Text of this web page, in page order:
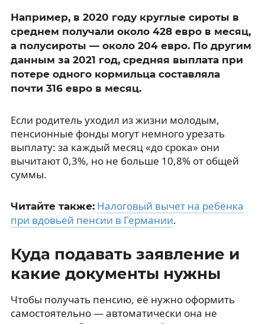
Например, в 2020 году круглые сироты в
среднем получали около 428 евро в месяц,
а полусироты — около 204 евро. По другим
данным за 2021 год, средняя выплата при
потере одного кормильца составляла
почти 316 евро в месяц.
Если родитель уходил из жизни молодым,
пенсионные фонды могут немного урезать
выплату: за каждый месяц «до срока» они
вычитают 0,3%, но не больше 10,8% от общей
суммы.
Читайте также: Налоговый вычет на ребёнка
при вдовьей пенсии в Германии.
Куда подавать заявление и
какие документы нужны
Чтобы получать пенсию, её нужно оформить
самостоятельно — автоматически она не